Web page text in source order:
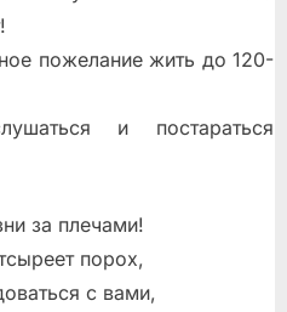
пожелание жить до 120-
и постараться
за плечами!
порох,
с вами,